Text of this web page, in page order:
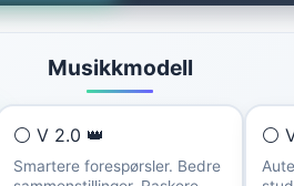
Musikkmodell
⚪ V 2.0 👑
Smartere forespørsler. Bedre
⚪